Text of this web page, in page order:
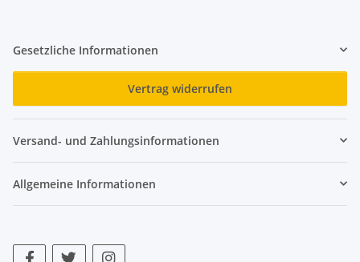
Gesetzliche Informationen
Vertrag widerrufen
Versand- und Zahlungsinformationen
Allgemeine Informationen